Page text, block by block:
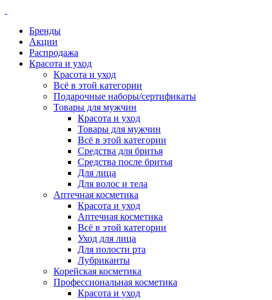
Бренды
Акции
Распродажа
Красота и уход
Красота и уход
Всё в этой категории
Подарочные наборы/сертификаты
Товары для мужчин
Красота и уход
Товары для мужчин
Всё в этой категории
Средства для бритья
Средства после бритья
Для лица
Для волос и тела
Аптечная косметика
Красота и уход
Аптечная косметика
Всё в этой категории
Уход для лица
Для полости рта
Лубриканты
Корейская косметика
Профессиональная косметика
Красота и уход